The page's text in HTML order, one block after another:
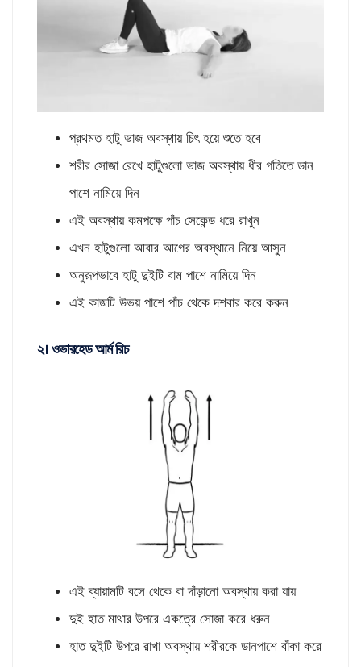
প্রথমত হাটু ভাজ অবস্থায় চিৎ হয়ে শুতে হবে
শরীর সোজা রেখে হাটুগুলো ভাজ অবস্থায় ধীর গতিতে ডান
পাশে নামিয়ে দিন
এই অবস্থায় কমপক্ষে পাঁচ সেকেন্ড ধরে রাখুন
এখন হাটুগুলো আবার আগের অবস্থানে নিয়ে আসুন
অনুরূপভাবে হাটু দুইটি বাম পাশে নামিয়ে দিন
এই কাজটি উভয় পাশে পাঁচ থেকে দশবার করে করুন
২। ওভারহেড আর্ম রিচ
এই ব্যায়ামটি বসে থেকে বা দাঁড়ানো অবস্থায় করা যায়
দুই হাত মাথার উপরে একত্রে সোজা করে ধরুন
হাত দুইটি উপরে রাখা অবস্থায় শরীরকে ডানপাশে বাঁকা করে